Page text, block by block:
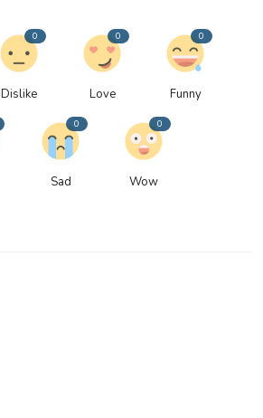
Dislike
0
Love
0
Funny
0
Sad
0
Wow
0